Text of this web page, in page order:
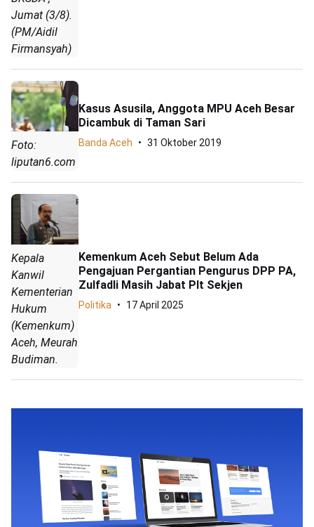
Jumat (3/8).
(PM/Aidil
Firmansyah)
Foto:
liputan6.com
Kasus Asusila, Anggota MPU Aceh Besar
Dicambuk di Taman Sari
Banda Aceh 31 Oktober 2019
Kepala
Kanwil
Kementerian
Hukum
(Kemenkum)
Aceh, Meurah
Budiman.
Kemenkum Aceh Sebut Belum Ada
Pengajuan Pergantian Pengurus DPP PA,
Zulfadli Masih Jabat Plt Sekjen
Politika 17 April 2025